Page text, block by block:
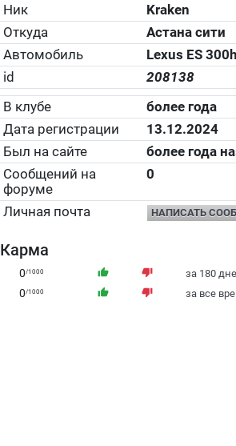
Ник
Kraken
Откуда
Астана сити
Автомобиль
Lexus ES 300h
id
208138
В клубе
более года
Дата регистрации
13.12.2024
Был на сайте
более года
Сообщений на
форуме
0
Личная почта НАПИСАТЬ
Карма
0/1000 thumb_up thumb_down за 180
0/1000 thumb_up thumb_down за все